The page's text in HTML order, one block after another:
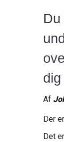
Af
Der
Det